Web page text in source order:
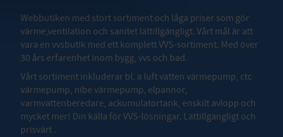
Webbutiken med stort sortiment och låga priser som gör
värme,ventilation och sanitet lättillgängligt. Vårt mål är att
vara en vvsbutik med ett komplett VVS-sortiment. Med över
30 års erfarenhet inom bygg, vvs och bad.
Vårt sortiment inkluderar bl. a luft vatten värmepump, ctc
värmepump, nibe värmepump, elpannor,
varmvattenberedare, ackumulatortank, enskilt avlopp och
mycket mer! Din källa för VVS-lösningar. Lättillgängligt och
prisvärt .